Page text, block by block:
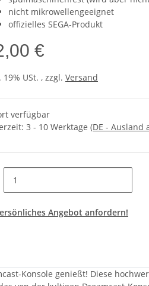
nicht mikrowellengeeignet
offizielles SEGA-Produkt
€
19% USt. , zzgl. Versand
verfügbar
3 - 10 Werktage (DE - Ausland
Angebot anfordern!
Konsole genießt! Diese